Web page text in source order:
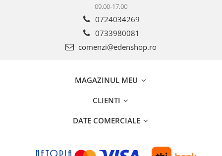
09.00-17.00
0724034269
0733980081
comenzi@edenshop.ro
MAGAZINUL MEU
CLIENTI
DATE COMERCIALE